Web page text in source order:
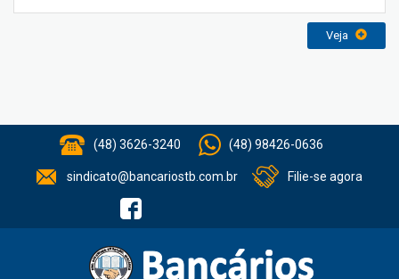
Veja
(48) 3626-3240 (48) 98426-0636
sindicato@bancariostb.com.br Filie-se agora